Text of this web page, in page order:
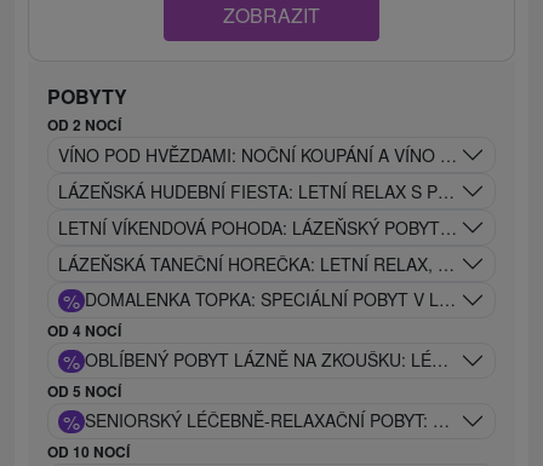
ZOBRAZIT
POBYTY
OD 2 NOCÍ
VÍNO POD HVĚZDAMI: NOČNÍ KOUPÁNÍ A VÍNO POD
LÁZEŇSKÁ HUDEBNÍ FIESTA: LETNÍ RELAX S
LETNÍ VÍKENDOVÁ POHODA: LÁZEŇSKÝ POBYT S
LÁZEŇSKÁ TANEČNÍ HOREČKA: LETNÍ RELAX, LÉČIVÉ
% DOMALENKA TOPKA: SPECIÁLNÍ POBYT V LÁZNÍCH V
OD 4 NOCÍ
% OBLÍBENÝ POBYT LÁZNĚ NA ZKOUŠKU: LÉČEBNÝ
OD 5 NOCÍ
% SENIORSKÝ LÉČEBNĚ-RELAXAČNÍ POBYT: ZLATÉ DNY
OD 10 NOCÍ